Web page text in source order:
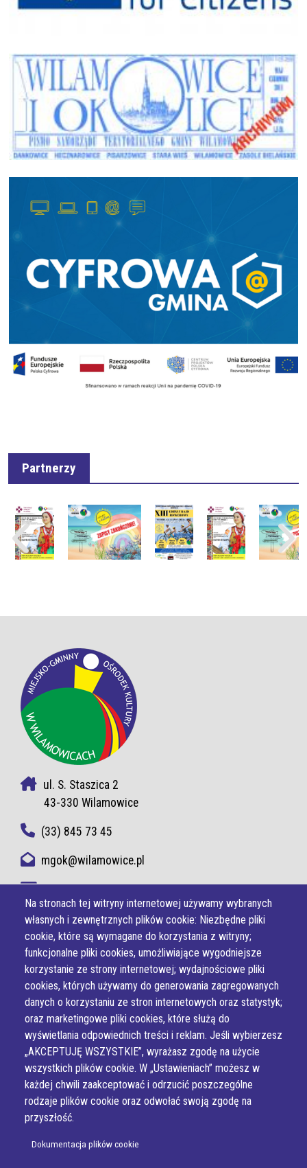
Na stronach tej witryny internetowej używamy wybranych
własnych i zewnętrznych plików cookie: Niezbędne pliki
cookie, które są wymagane do korzystania z witryny;
funkcjonalne pliki cookies, umożliwiające wygodniejsze
korzystanie ze strony internetowej; wydajnościowe pliki
cookies, których używamy do generowania zagregowanych
danych o korzystaniu ze stron internetowych oraz statystyk;
oraz marketingowe pliki cookies, które służą do
wyświetlania odpowiednich treści i reklam. Jeśli wybierzesz
„AKCEPTUJĘ WSZYSTKIE”, wyrażasz zgodę na użycie
wszystkich plików cookie. W „Ustawieniach” możesz w
każdej chwili zaakceptować i odrzucić poszczególne
rodzaje plików cookie oraz odwołać swoją zgodę na
przyszłość.
Dokumentacja plików cookie
Partnerzy
ul. S. Staszica 2
43-330 Wilamowice
(33) 845 73 45
mgok@wilamowice.pl